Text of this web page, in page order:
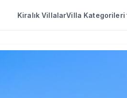
Kiralık VillalarVilla Kategorileri